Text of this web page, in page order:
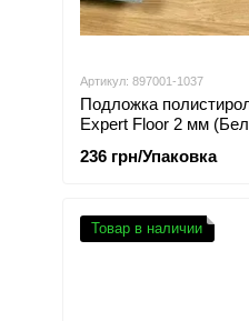
Артикул: 897001-1037
Подложка
Expert Floor 2 мм
236 грн/Упаковка
Товар в наличии